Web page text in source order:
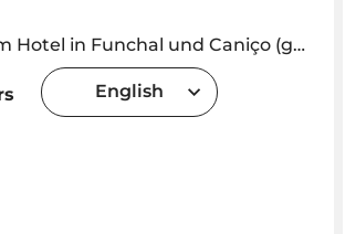
je nach Lage des Hotels angegeben) oder Treffpunkt in Caniço (Adresse: Caminho Cais da Oliveira 11A, 9125-028 Caniço de Baixo) Caniço
English